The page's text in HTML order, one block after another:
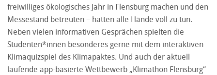
freiwilliges ökologisches Jahr in Flensburg machen und den
Messestand betreuten – hatten alle Hände voll zu tun.
Neben vielen informativen Gesprächen spielten die
Studenten*innen besonderes gerne mit dem interaktiven
Klimaquizspiel des Klimapaktes. Und auch der aktuell
laufende app-basierte Wettbewerb „Klimathon Flensburg“